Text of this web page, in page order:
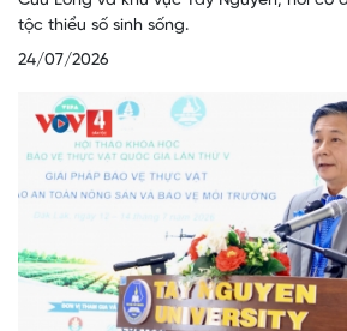
tộc thiểu số sinh sống.
24/07/2026